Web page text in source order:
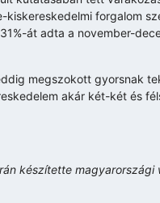
kiskereskedelmi forgalom
át adta a november-
megszokott gyorsnak
akár két-két és
készítette